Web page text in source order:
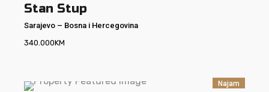
Stan Stup
Sarajevo – Bosna i Hercegovina
340.000KM
Najam